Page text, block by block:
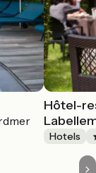
Hôtel-
Hotels